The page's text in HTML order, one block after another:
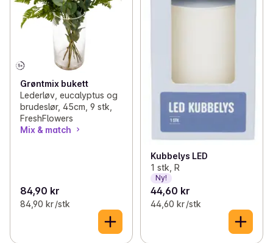
Grøntmix bukett
Lederløv, eucalyptus og
brudeslør, 45cm, 9 stk,
FreshFlowers
Mix & match
84,90 kr
84,90 kr /stk
Kubbelys LED
1 stk, R
Ny!
44,60 kr
44,60 kr /stk